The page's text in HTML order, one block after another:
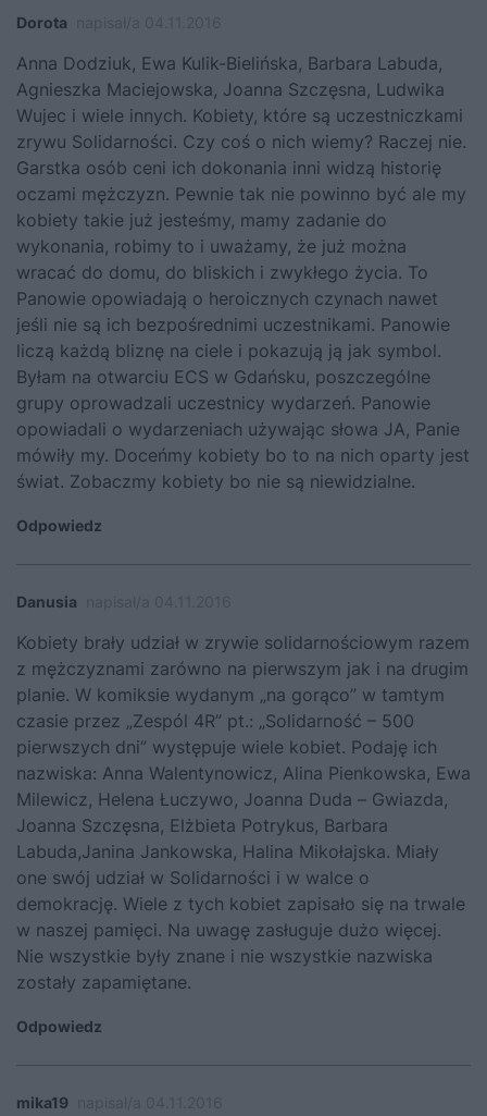
Dorota
Anna Dodziuk, Ewa Kulik-Bielińska, Barbara Labuda,
Agnieszka Maciejowska, Joanna Szczęsna, Ludwika
Wujec i wiele innych. Kobiety, które są uczestniczkami
zrywu Solidarności. Czy coś o nich wiemy? Raczej nie.
Garstka osób ceni ich dokonania inni widzą historię
oczami mężczyzn. Pewnie tak nie powinno być ale my
kobiety takie już jesteśmy, mamy zadanie do
wykonania, robimy to i uważamy, że już można
wracać do domu, do bliskich i zwykłego życia. To
Panowie opowiadają o heroicznych czynach nawet
jeśli nie są ich bezpośrednimi uczestnikami. Panowie
liczą każdą bliznę na ciele i pokazują ją jak symbol.
Byłam na otwarciu ECS w Gdańsku, poszczególne
grupy oprowadzali uczestnicy wydarzeń. Panowie
opowiadali o wydarzeniach używając słowa JA, Panie
mówiły my. Doceńmy kobiety bo to na nich oparty jest
świat. Zobaczmy kobiety bo nie są niewidzialne.
Odpowiedz
Danusia
Kobiety brały udział w zrywie solidarnościowym razem
z mężczyznami zarówno na pierwszym jak i na drugim
planie. W komiksie wydanym „na gorąco” w tamtym
czasie przez „Zespól 4R” pt.: „Solidarność – 500
pierwszych dni” występuje wiele kobiet. Podaję ich
nazwiska: Anna Walentynowicz, Alina Pienkowska, Ewa
Milewicz, Helena Łuczywo, Joanna Duda – Gwiazda,
Joanna Szczęsna, Elżbieta Potrykus, Barbara
Labuda,Janina Jankowska, Halina Mikołajska. Miały
one swój udział w Solidarności i w walce o
demokrację. Wiele z tych kobiet zapisało się na trwale
w naszej pamięci. Na uwagę zasługuje dużo więcej.
Nie wszystkie były znane i nie wszystkie nazwiska
zostały zapamiętane.
Odpowiedz
mika19